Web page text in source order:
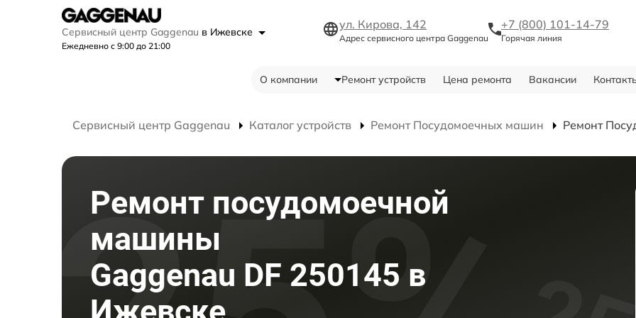
Сервисный центр Gaggenau в Ижевске
Ежедневно с 9:00 до 21:00
ул. Кирова, 142
Адрес сервисного центра Gaggenau
+7 (800) 101-14-79
Горячая линия
О компании Ремонт устройств Цена ремонта Вакансии
Сервисный центр Gaggenau Каталог устройств Ремонт Посудомоечных машин Ремонт
Ремонт посудомоечной
машины
Gaggenau DF 250145 в